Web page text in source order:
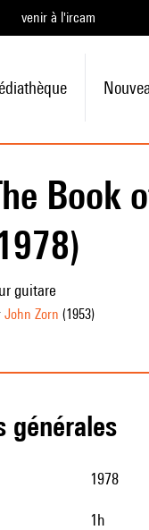
venir à l'ircam
Book
guitare
John Zorn (1953)
générales
1978
1h